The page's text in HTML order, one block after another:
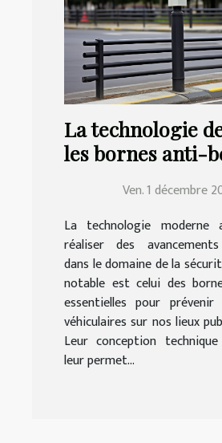
La technologie
les bornes anti-
Ven. 1 décembre
La technologie
réaliser des
dans le domaine de la
notable est celui des
essentielles pour
véhiculaires sur nos lieux
Leur conception
leur permet...